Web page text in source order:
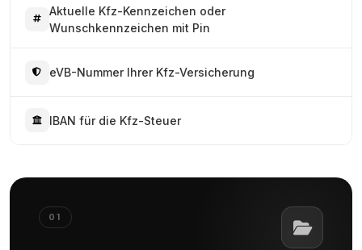
Aktuelle Kfz-Kennzeichen oder
Wunschkennzeichen mit Pin
eVB-Nummer Ihrer Kfz-Versicherung
IBAN für die Kfz-Steuer
01